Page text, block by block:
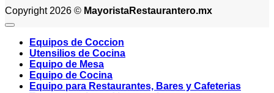
Copyright 2026 © MayoristaRestaurantero.mx
Equipos de Coccion
Utensilios de Cocina
Equipo de Mesa
Equipo de Cocina
Equipo para Restaurantes, Bares y Cafeterias